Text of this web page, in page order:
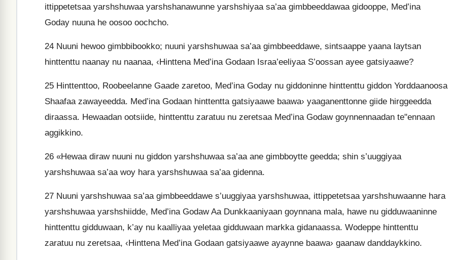
ittippetetsaa yarshshuwaa yarshshanawunne yarshshiyaa sa’aa gimbbeeddawaa gidooppe, Med’ina
Goday nuuna he oosoo oochcho.
24 Nuuni hewoo gimbbibookko; nuuni yarshshuwaa sa’aa gimbbeeddawe, sintsaappe yaana laytsan
hinttenttu naanay nu naanaa, ‹Hinttena Med’ina Godaan Israa’eeliyaa S’oossan ayee gatsiyaawe?
25 Hinttenttoo, Roobeelanne Gaade zaretoo, Med’ina Goday nu giddoninne hinttenttu giddon Yorddaanoosa
Shaafaa zawayeedda. Med’ina Godaan hinttentta gatsiyaawe baawa› yaaganenttonne giide hirggeedda
diraassa. Hewaadan ootsiide, hinttenttu zaratuu nu zeretsaa Med’ina Godaw goynnennaadan te"ennaan
aggikkino.
26 «Hewaa diraw nuuni nu giddon yarshshuwaa sa’aa ane gimbboytte geedda; shin s’uuggiyaa
yarshshuwaa sa’aa woy hara yarshshuwaa sa’aa gidenna.
27 Nuuni yarshshuwaa sa’aa gimbbeeddawe s’uuggiyaa yarshshuwaa, ittippetetsaa yarshshuwaanne hara
yarshshuwaa yarshshiidde, Med’ina Godaw Aa Dunkkaaniyaan goynnana mala, hawe nu gidduwaaninne
hinttenttu gidduwaan, k’ay nu kaalliyaa yeletaa gidduwaan markka gidanaassa. Wodeppe hinttenttu
zaratuu nu zeretsaa, ‹Hinttena Med’ina Godaan gatsiyaawe ayaynne baawa› gaanaw danddaykkino.